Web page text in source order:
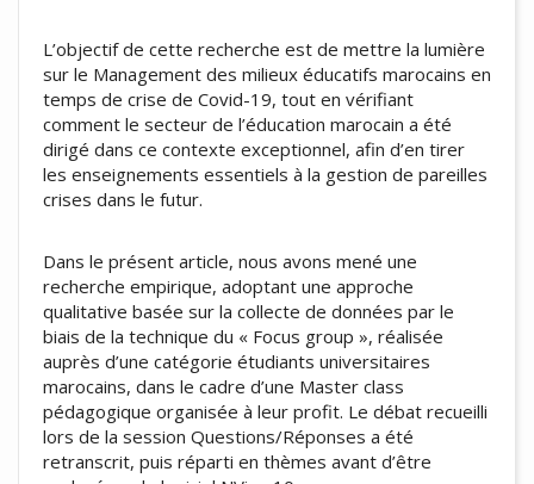
L’objectif de cette recherche est de mettre la lumière
sur le Management des milieux éducatifs marocains en
temps de crise de Covid-19, tout en vérifiant
comment le secteur de l’éducation marocain a été
dirigé dans ce contexte exceptionnel, afin d’en tirer
les enseignements essentiels à la gestion de pareilles
crises dans le futur.
Dans le présent article, nous avons mené une
recherche empirique, adoptant une approche
qualitative basée sur la collecte de données par le
biais de la technique du « Focus group », réalisée
auprès d’une catégorie étudiants universitaires
marocains, dans le cadre d’une Master class
pédagogique organisée à leur profit. Le débat recueilli
lors de la session Questions/Réponses a été
retranscrit, puis réparti en thèmes avant d’être